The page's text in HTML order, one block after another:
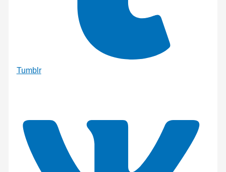
Tumblr